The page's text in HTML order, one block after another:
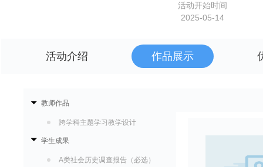
活动开始时间
2025-05-14
活动介绍 作品展示
教师作品
跨学科主题学习教学设计
学生成果
A类社会历史调查报告（必选）